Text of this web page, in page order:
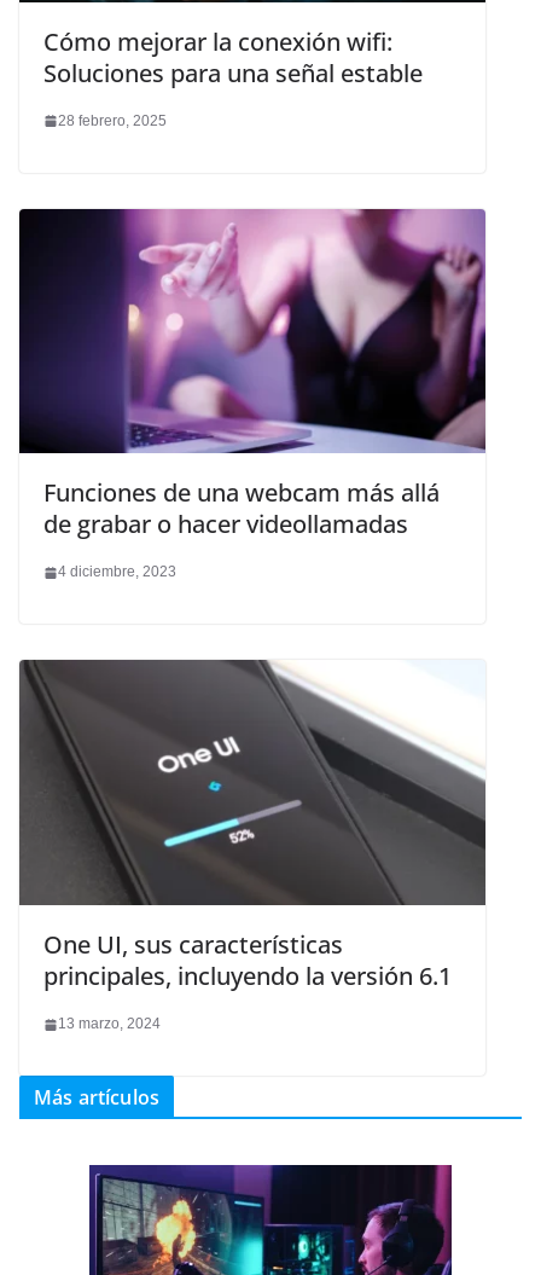
Cómo mejorar la conexión wifi:
Soluciones para una señal estable
28 febrero, 2025
Funciones de una webcam más allá
de grabar o hacer videollamadas
4 diciembre, 2023
One UI, sus características
principales, incluyendo la versión 6.1
13 marzo, 2024
Más artículos